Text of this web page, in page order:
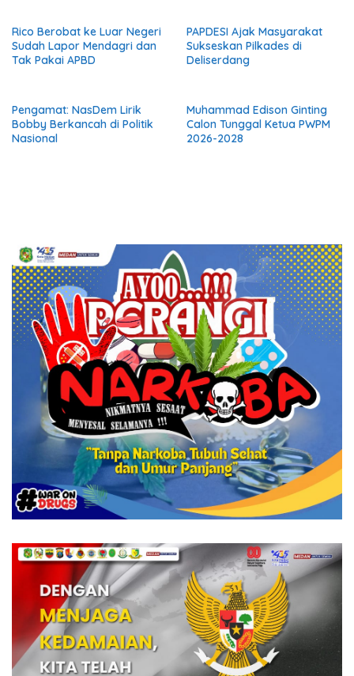
Rico Berobat ke Luar Negeri
Sudah Lapor Mendagri dan
Tak Pakai APBD
PAPDESI Ajak Masyarakat
Sukseskan Pilkades di
Deliserdang
Pengamat: NasDem Lirik
Bobby Berkancah di Politik
Nasional
Muhammad Edison Ginting
Calon Tunggal Ketua PWPM
2026-2028